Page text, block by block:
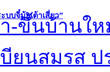
บจี๋มุ้ยเต้าเสี่ยว”
-ขึ้นบ้านให
ยนสมรส ป